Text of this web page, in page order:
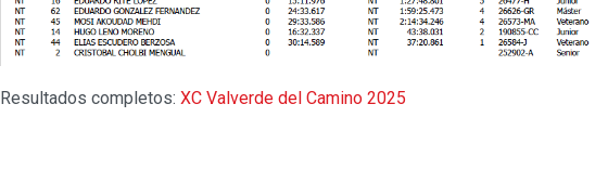
Resultados completos: XC Valverde del Camino 2025